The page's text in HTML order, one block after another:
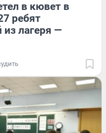
в кювет в
ребят
лагеря —